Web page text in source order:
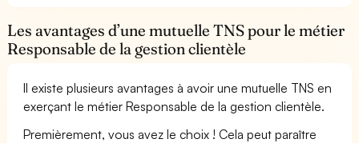
Les avantages d’une mutuelle TNS pour le métier
Responsable de la gestion clientèle
Il existe plusieurs avantages à avoir une mutuelle TNS en
exerçant le métier Responsable de la gestion clientèle.
Premièrement, vous avez le choix ! Cela peut paraître